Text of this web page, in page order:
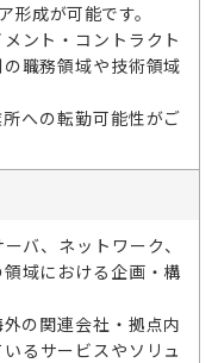
成が可能です。
ント・コントラクト
職務領域や技術領域
への転勤可能性がご
バ、ネットワーク、
域における企画・構
の関連会社・拠点内
るサービスやソリュ